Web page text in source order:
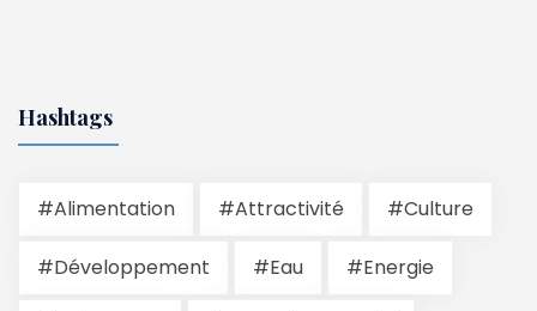
Hashtags
#Alimentation #Attractivité #Culture
#Développement #Eau #Energie